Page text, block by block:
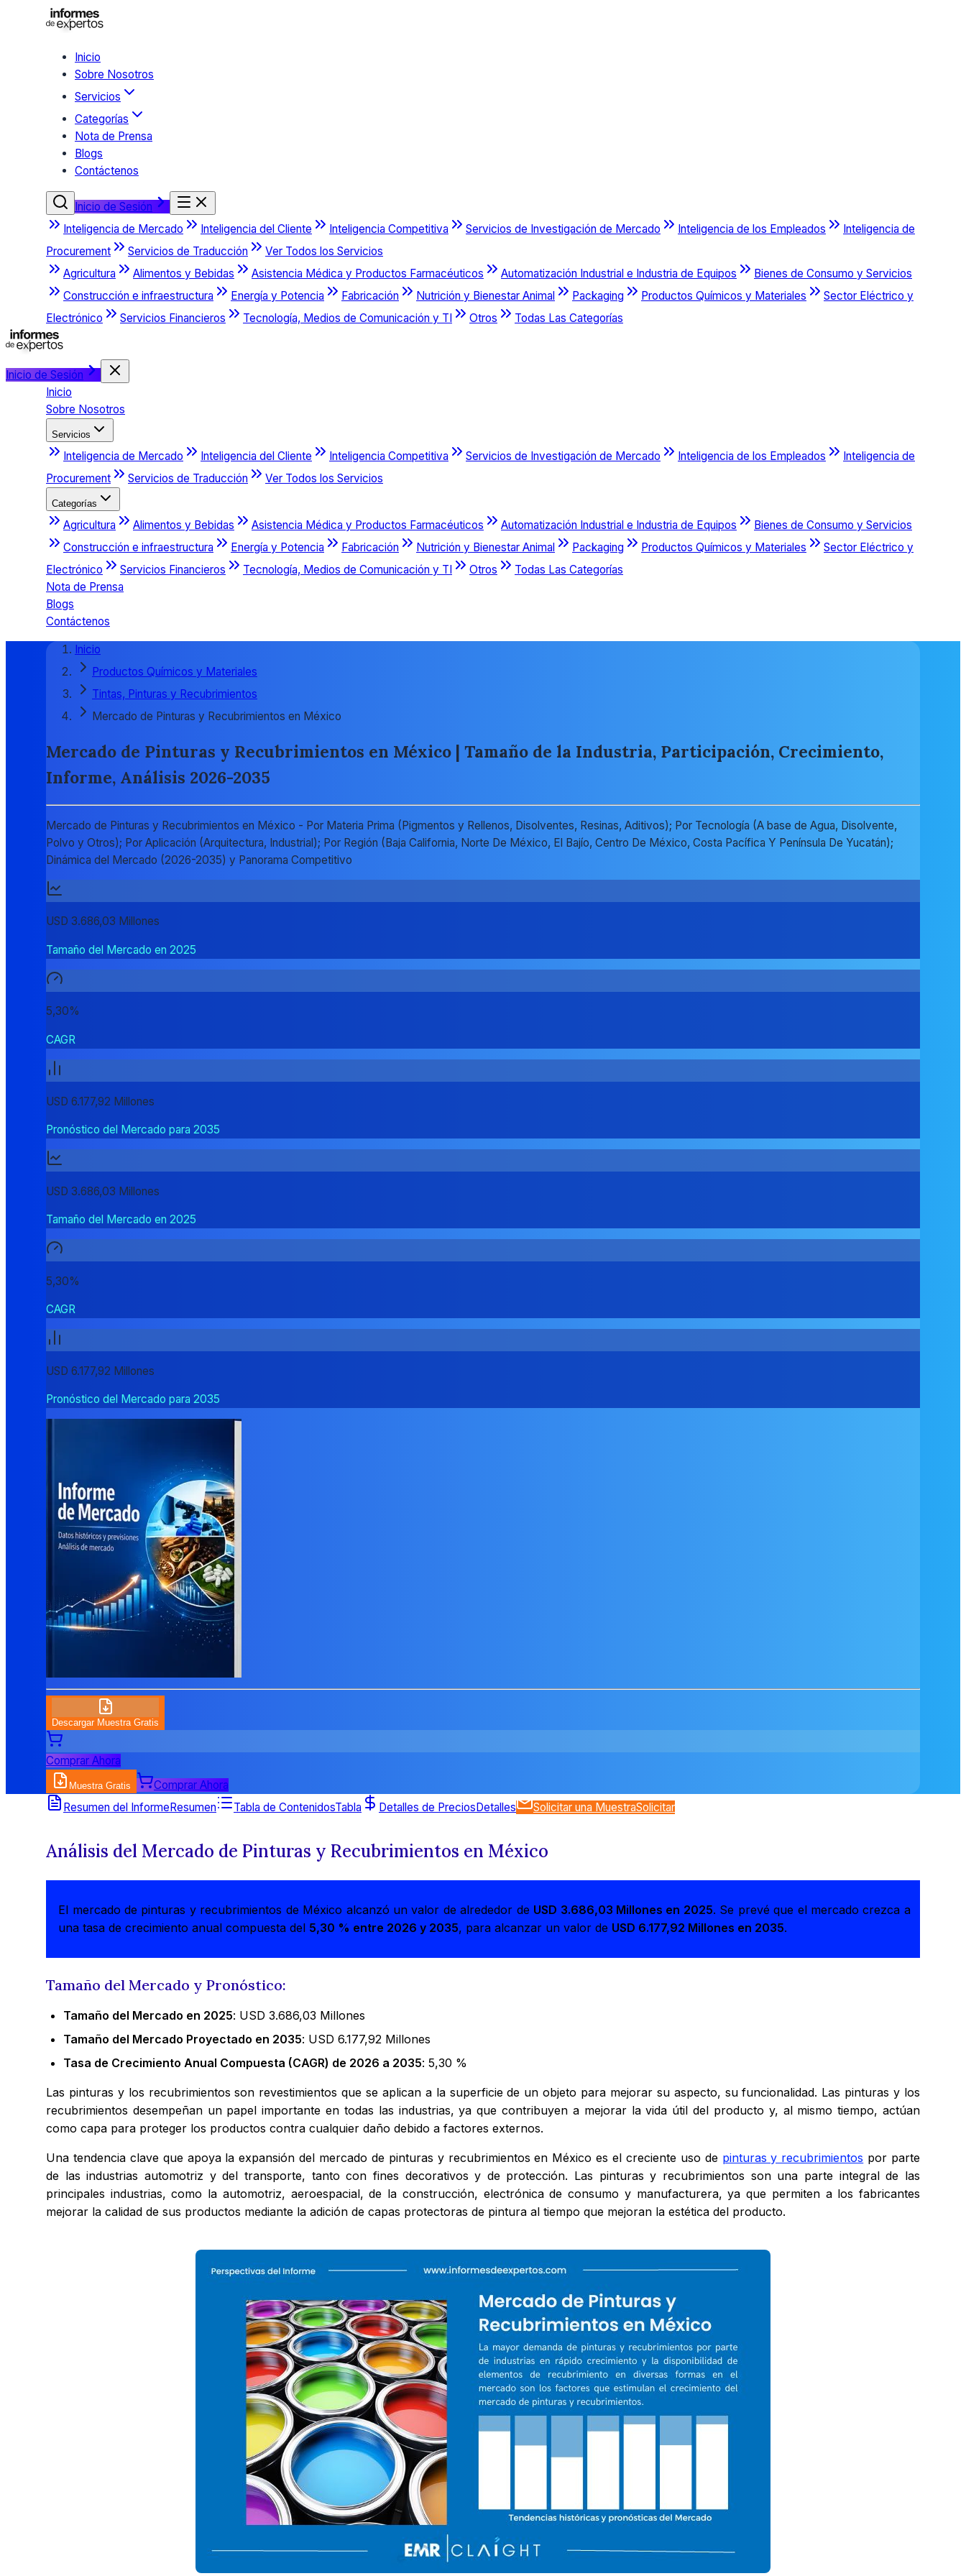
Inicio
Sobre Nosotros
Servicios
Categorías
Nota de Prensa
Blogs
Contáctenos
Inicio de Sesión
Inteligencia de Mercado
Inteligencia del Cliente Inteligencia Competitiva Servicios de Investigación de Mercado Inteligencia de los Empleados
Inteligencia de
Procurement
Servicios de Traducción
Ver Todos los Servicios
Agricultura
Alimentos y Bebidas Asistencia Médica y Productos Farmacéuticos Automatización Industrial e Industria de Equipos
Bienes de Consumo y Servicios
Construcción e infraestructura
Energía y Potencia Fabricación Nutrición y Bienestar Animal Packaging Productos Químicos y Materiales
Sector Eléctrico y
Electrónico
Servicios Financieros Tecnología, Medios de Comunicación y TI Otros Todas Las Categorías
Inicio de Sesión
Inicio
Sobre Nosotros
Servicios
Inteligencia de Mercado Inteligencia del Cliente Inteligencia Competitiva Servicios de Investigación de Mercado Inteligencia de los Empleados
Inteligencia de
Procurement
Servicios de Traducción Ver Todos los Servicios
Categorías
Agricultura Alimentos y Bebidas Asistencia Médica y Productos Farmacéuticos Automatización Industrial e Industria de Equipos
Bienes de Consumo y Servicios
Construcción e infraestructura
Energía y Potencia Fabricación Nutrición y Bienestar Animal Packaging Productos Químicos y Materiales
Sector Eléctrico y
Electrónico
Servicios Financieros Tecnología, Medios de Comunicación y TI Otros
Todas Las Categorías
Nota de Prensa
Blogs
Contáctenos
Inicio
Productos Químicos y Materiales
Tintas, Pinturas y Recubrimientos
Mercado de Pinturas y Recubrimientos en México
Mercado de Pinturas y Recubrimientos en México | Tamaño de la Industria, Participación, Crecimiento,
Informe, Análisis 2026-2035
Mercado de Pinturas y Recubrimientos en México - Por Materia Prima (Pigmentos y Rellenos, Disolventes, Resinas, Aditivos); Por Tecnología (A base de Agua, Disolvente,
Polvo y Otros); Por Aplicación (Arquitectura, Industrial); Por Región (Baja California, Norte De México, El Bajío, Centro De México, Costa Pacífica Y Península De Yucatán);
Dinámica del Mercado (2026-2035) y Panorama Competitivo
USD 3.686,03 Millones
Tamaño del Mercado en 2025
5,30%
CAGR
USD 6.177,92 Millones
Pronóstico del Mercado para 2035
USD 3.686,03 Millones
Tamaño del Mercado en 2025
5,30%
CAGR
USD 6.177,92 Millones
Pronóstico del Mercado para 2035
Descargar Muestra Gratis
Comprar Ahora
Muestra Gratis
Comprar Ahora
Resumen del InformeResumen Tabla de ContenidosTabla Detalles de PreciosDetalles Solicitar una MuestraSolicitar
Análisis del Mercado de Pinturas y Recubrimientos en México
El mercado de pinturas y recubrimientos de México alcanzó un valor de alrededor de USD 3.686,03 Millones en 2025. Se prevé que el mercado crezca a
una tasa de crecimiento anual compuesta del 5,30 % entre 2026 y 2035, para alcanzar un valor de USD 6.177,92 Millones en 2035.
Tamaño del Mercado y Pronóstico:
Tamaño del Mercado en 2025: USD 3.686,03 Millones
Tamaño del Mercado Proyectado en 2035: USD 6.177,92 Millones
Tasa de Crecimiento Anual Compuesta (CAGR) de 2026 a 2035: 5,30 %
Las pinturas y los recubrimientos son revestimientos que se aplican a la superficie de un objeto para mejorar su aspecto, su funcionalidad. Las pinturas y los
recubrimientos desempeñan un papel importante en todas las industrias, ya que contribuyen a mejorar la vida útil del producto y, al mismo tiempo, actúan
como capa para proteger los productos contra cualquier daño debido a factores externos.
Una tendencia clave que apoya la expansión del mercado de pinturas y recubrimientos en México es el creciente uso de pinturas y recubrimientos por parte
de las industrias automotriz y del transporte, tanto con fines decorativos y de protección. Las pinturas y recubrimientos son una parte integral de las
principales industrias, como la automotriz, aeroespacial, de la construcción, electrónica de consumo y manufacturera, ya que permiten a los fabricantes
mejorar la calidad de sus productos mediante la adición de capas protectoras de pintura al tiempo que mejoran la estética del producto.